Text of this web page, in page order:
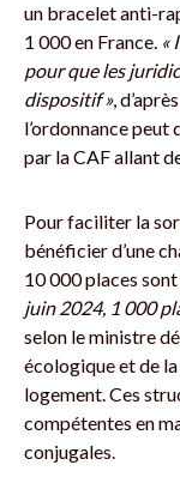
un bracelet anti-
1 000 en France. «
pour que les
dispositif »,
l’ordonnance peut
par la CAF allant
Pour faciliter la
bénéficier d’une
10 000 places
juin 2024, 1 000
selon le ministre
écologique et de
logement. Ces
compétentes en
conjugales.